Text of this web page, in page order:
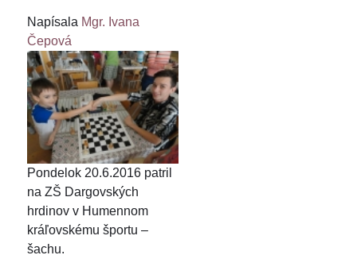
Napísala Mgr. Ivana
Čepová
Pondelok 20.6.2016 patril
na ZŠ Dargovských
hrdinov v Humennom
kráľovskému športu –
šachu.